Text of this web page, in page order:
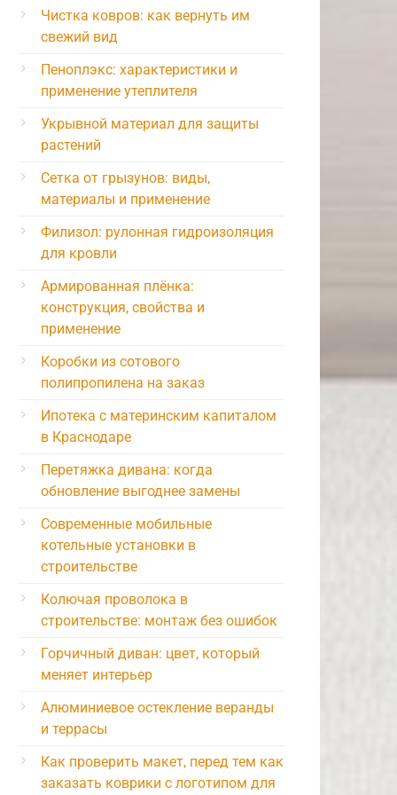
Чистка ковров: как вернуть им
свежий вид
Пеноплэкс: характеристики и
применение утеплителя
Укрывной материал для защиты
растений
Сетка от грызунов: виды,
материалы и применение
Филизол: рулонная гидроизоляция
для кровли
Армированная плёнка:
конструкция, свойства и
применение
Коробки из сотового
полипропилена на заказ
Ипотека с материнским капиталом
в Краснодаре
Перетяжка дивана: когда
обновление выгоднее замены
Современные мобильные
котельные установки в
строительстве
Колючая проволока в
строительстве: монтаж без ошибок
Горчичный диван: цвет, который
меняет интерьер
Алюминиевое остекление веранды
и террасы
Как проверить макет, перед тем как
заказать коврики с логотипом для